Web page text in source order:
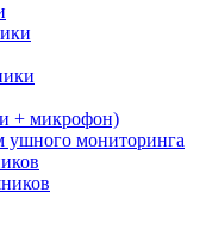
+ микрофон)
ушного мониторинга